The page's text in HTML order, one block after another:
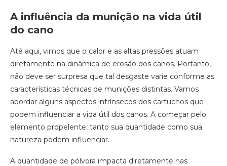
A influência da munição na vida útil
do cano
Até aqui, vimos que o calor e as altas pressões atuam
diretamente na dinâmica de erosão dos canos. Portanto,
não deve ser surpresa que tal desgaste varie conforme as
características técnicas de munições distintas. Vamos
abordar alguns aspectos intrínsecos dos cartuchos que
podem influenciar a vida útil dos canos. A começar pelo
elemento propelente, tanto sua quantidade como sua
natureza podem influenciar.
A quantidade de pólvora impacta diretamente nas